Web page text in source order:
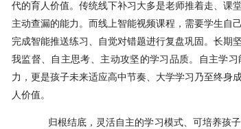
代的育人价值。传统线下补习大多是老师推着走、课
主动查漏的能力。而线上智能视频课程，需要学生自
完成智能推送练习、自觉对错题进行复盘巩固。长期
我监督、自主思考、主动攻坚的学习品质。自主学
力，更是孩子未来适应高中节奏、大学学习乃至终身
人价值。
归根结底，灵活自主的学习模式、可培养孩